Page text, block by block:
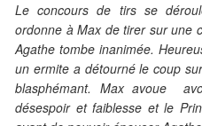
Le concours de tirs se
ordonne à Max de tirer sur une
Agathe tombe inanimée.
un ermite a détourné le coup
blasphémant. Max avoue
désespoir et faiblesse et le